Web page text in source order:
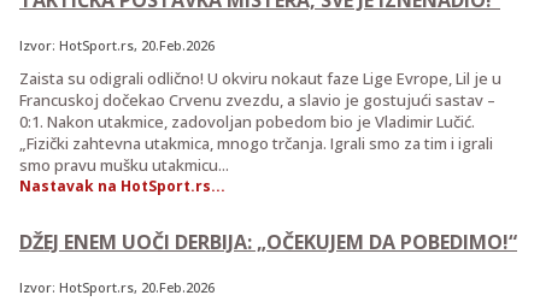
Izvor: HotSport.rs, 20.Feb.2026
Zaista su odigrali odlično! U okviru nokaut faze Lige Evrope, Lil je u
Francuskoj dočekao Crvenu zvezdu, a slavio je gostujući sastav –
0:1. Nakon utakmice, zadovoljan pobedom bio je Vladimir Lučić.
„Fizički zahtevna utakmica, mnogo trčanja. Igrali smo za tim i igrali
smo pravu mušku utakmicu...
Nastavak na HotSport.rs...
DŽEJ ENEM UOČI DERBIJA: „OČEKUJEM DA POBEDIMO!“
Izvor: HotSport.rs, 20.Feb.2026